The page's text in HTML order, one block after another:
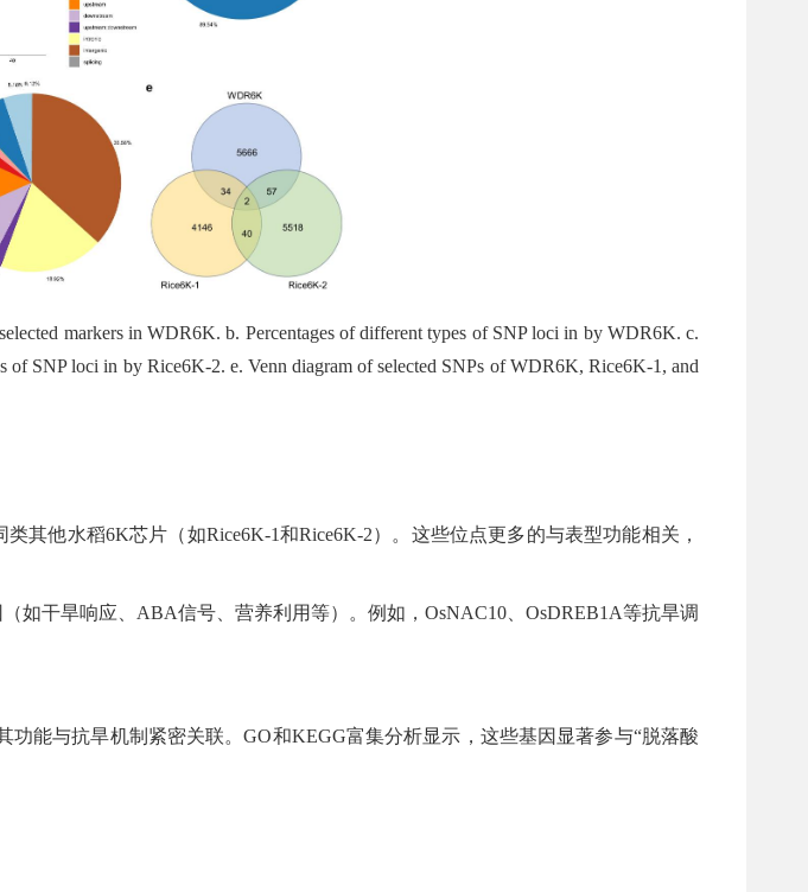
markers in WDR6K. b. Percentages of different types of SNP loci in by WDR6K. c.
SNP loci in by Rice6K-2. e. Venn diagram of selected SNPs of WDR6K, Rice6K-1, and
其他水稻6K芯片（如Rice6K-1和Rice6K-2）。这些位点更多的与表型功能相关，
如干旱响应、ABA信号、营养利用等）。例如，OsNAC10、OsDREB1A等抗旱调
能与抗旱机制紧密关联。GO和KEGG富集分析显示，这些基因显著参与“脱落酸